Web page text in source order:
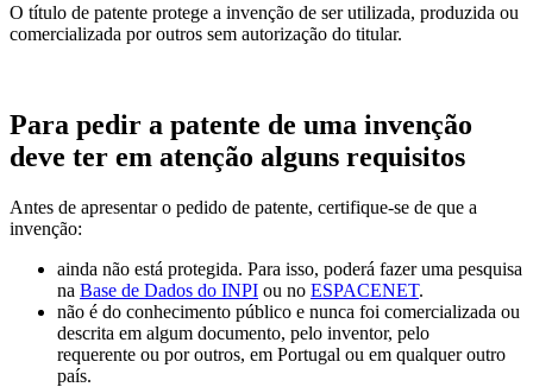
O título de patente protege a invenção de ser utilizada, produzida ou
comercializada por outros sem autorização do titular.
Para pedir a patente de uma invenção
deve ter em atenção alguns requisitos
Antes de apresentar o pedido de patente, certifique-se de que a
invenção:
ainda não está protegida. Para isso, poderá fazer uma pesquisa
na Base de Dados do INPI ou no ESPACENET.
não é do conhecimento público e nunca foi comercializada ou
descrita em algum documento, pelo inventor, pelo
requerente ou por outros, em Portugal ou em qualquer outro
país.